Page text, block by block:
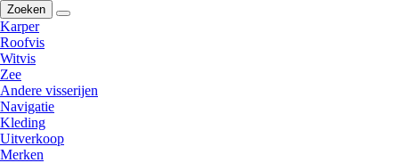
Zoeken
Karper
Roofvis
Witvis
Zee
Andere visserijen
Navigatie
Kleding
Uitverkoop
Merken